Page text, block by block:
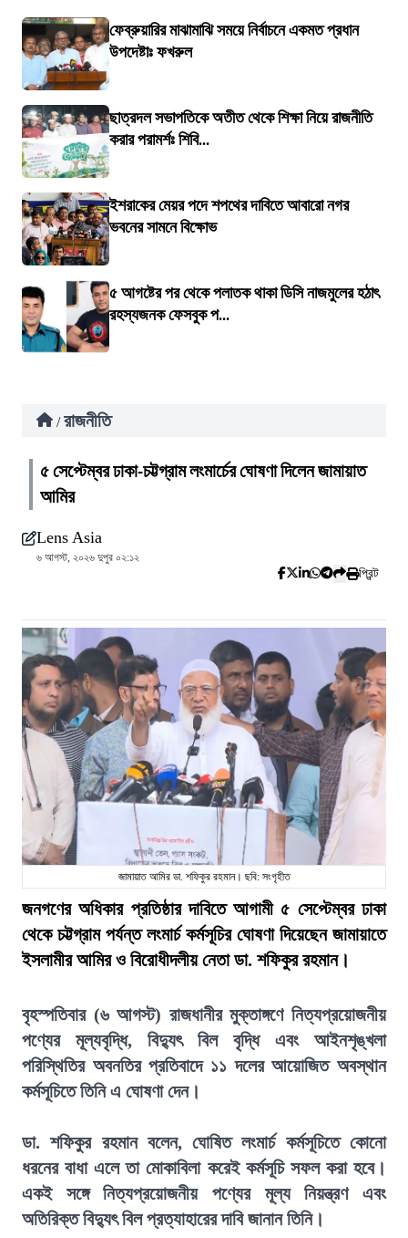
ফেব্রুয়ারির মাঝামাঝি সময়ে নির্বাচনে একমত প্রধান
উপদেষ্টাঃ ফখরুল
ছাত্রদল সভাপতিকে অতীত থেকে শিক্ষা নিয়ে রাজনীতি
করার পরামর্শঃ শিবি...
ইশরাকের মেয়র পদে শপথের দাবিতে আবারো নগর
ভবনের সামনে বিক্ষোভ
৫ আগষ্টের পর থেকে পলাতক থাকা ডিসি নাজমুলের হঠাৎ
রহস্যজনক ফেসবুক প...
/ রাজনীতি
৫ সেপ্টেম্বর ঢাকা-চট্টগ্রাম লংমার্চের ঘোষণা দিলেন জামায়াত
আমির
Lens Asia
৬ আগস্ট, ২০২৬ দুপুর ০২:১২
প্রিন্ট
জামায়াত আমির ডা. শফিকুর রহমান। ছবি: সংগৃহীত
জনগণের অধিকার প্রতিষ্ঠার দাবিতে আগামী ৫ সেপ্টেম্বর ঢাকা
থেকে চট্টগ্রাম পর্যন্ত লংমার্চ কর্মসূচির ঘোষণা দিয়েছেন জামায়াতে
ইসলামীর আমির ও বিরোধীদলীয় নেতা ডা. শফিকুর রহমান।
বৃহস্পতিবার (৬ আগস্ট) রাজধানীর মুক্তাঙ্গণে নিত্যপ্রয়োজনীয়
পণ্যের মূল্যবৃদ্ধি, বিদ্যুৎ বিল বৃদ্ধি এবং আইনশৃঙ্খলা
পরিস্থিতির অবনতির প্রতিবাদে ১১ দলের আয়োজিত অবস্থান
কর্মসূচিতে তিনি এ ঘোষণা দেন।
ডা. শফিকুর রহমান বলেন, ঘোষিত লংমার্চ কর্মসূচিতে কোনো
ধরনের বাধা এলে তা মোকাবিলা করেই কর্মসূচি সফল করা হবে।
একই সঙ্গে নিত্যপ্রয়োজনীয় পণ্যের মূল্য নিয়ন্ত্রণ এবং
অতিরিক্ত বিদ্যুৎ বিল প্রত্যাহারের দাবি জানান তিনি।